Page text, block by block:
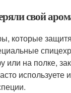
свой
которые
на полке,
используете